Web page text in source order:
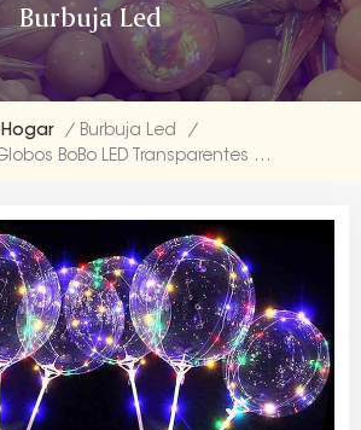
Burbuja Led
Hogar / Burbuja Led
/
Juego De Globos BoBo LED Transparentes De 20 Pulgadas